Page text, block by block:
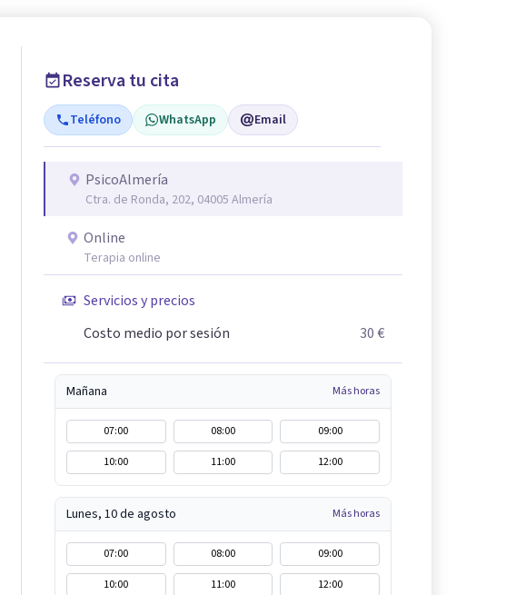
Reserva tu cita
Teléfono WhatsApp Email
PsicoAlmería
Ctra. de Ronda, 202, 04005 Almería
Online
Terapia online
Servicios y precios
Costo medio por sesión
30 €
Mañana Más horas
07:00 08:00
09:00
10:00
11:00 12:00
Lunes, 10 de agosto Más horas
07:00 08:00
09:00
10:00
11:00 12:00